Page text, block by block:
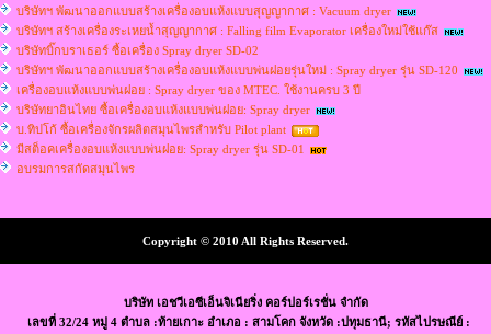
บริษัทฯ พัฒนาออกแบบสร้างเครื่องอบแห้งแบบสุญญากาศ : Vacuum dryer
บริษัทฯ สร้างเครื่องระเหยน้ำสุญญากาศ : Falling film Evaporator เครื่องใหม่ใช้แก๊ส
บริษัทบิ๊กบราเธอร์ ซื้อเครื่อง Spray dryer SD-02
บริษัทฯ พัฒนาออกแบบสร้างเครื่องอบแห้งแบบพ่นฝอยรุ่นใหม่ : Spray dryer รุ่น SD-120
เครื่องอบแห้งแบบพ่นฝอย : Spray dryer ของ MTEC. ใช้งานครบ 3 ปี
บริษัทยาอินไทย ซื้อเครื่องอบแห้งแบบพ่นฝอย: Spray dryer
บ.ทิปโก้ ซื้อเครื่องจักรผลิตสมุนไพรสำหรับ Pilot plant
มีสต็อคเครื่องอบแห้งแบบพ่นฝอย: Spray dryer รุ่น SD-01
อบรมการสกัดสมุนไพร
Copyright © 2010 All Rights Reserved.
บริษัท เอชวีเอซีเอ็นจิเนียริ่ง คอร์ปอร์เรชั่น จำกัด
เลขที่ 32/24 หมู่ 4 ตำบล :ท้ายเกาะ อำเภอ : สามโคก จังหวัด :ปทุมธานี; รหัสไปรษณีย์ :